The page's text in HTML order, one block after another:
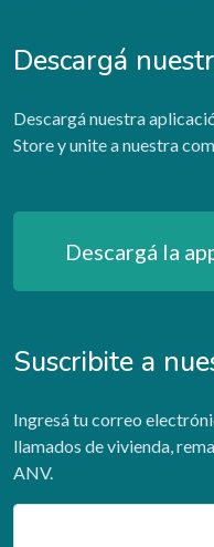
Descargá
Descargá nuestra
Store y unite a nuestra
Descargá la
Suscribite a
Ingresá tu correo
llamados de vivienda,
ANV.
Email